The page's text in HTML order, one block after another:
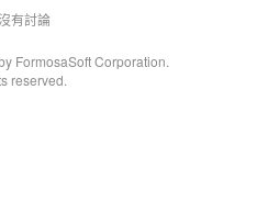
有討論
FormosaSoft Corporation.
reserved.